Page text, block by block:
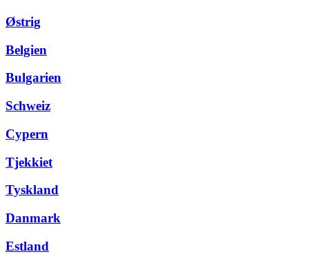
Østrig
Belgien
Bulgarien
Schweiz
Cypern
Tjekkiet
Tyskland
Danmark
Estland